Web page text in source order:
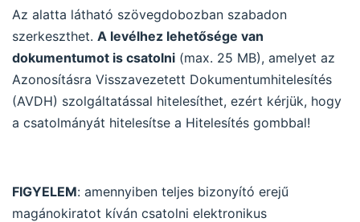
Az alatta látható szövegdobozban szabadon
szerkeszthet. A levélhez lehetősége van
dokumentumot is csatolni (max. 25 MB), amelyet az
Azonosításra Visszavezetett Dokumentumhitelesítés
(AVDH) szolgáltatással hitelesíthet, ezért kérjük, hogy
a csatolmányát hitelesítse a Hitelesítés gombbal!
FIGYELEM: amennyiben teljes bizonyító erejű
magánokiratot kíván csatolni elektronikus